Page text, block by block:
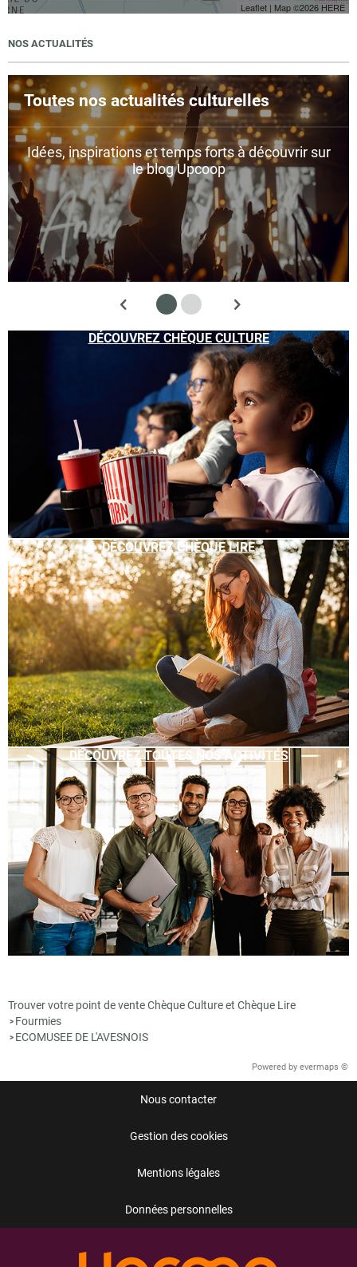
Leaflet | Map ©2026 HERE
NOS ACTUALITÉS
Toutes nos actualités culturelles
Idées, inspirations et temps forts à découvrir sur
le blog Upcoop
DÉCOUVREZ CHÈQUE CULTURE
DÉCOUVREZ CHÈQUE LIRE
DÉCOUVREZ TOUTES NOS ACTIVITÉS
Trouver votre point de vente Chèque Culture et Chèque Lire
> Fourmies
> ECOMUSEE DE L'AVESNOIS
Powered by evermaps ©
Nous contacter
Gestion des cookies
Mentions légales
Données personnelles